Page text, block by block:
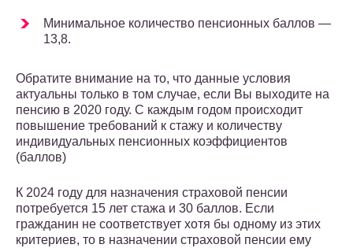
Минимальное количество пенсионных баллов —
13,8.
Обратите внимание на то, что данные условия
актуальны только в том случае, если Вы выходите на
пенсию в 2020 году. С каждым годом происходит
повышение требований к стажу и количеству
индивидуальных пенсионных коэффициентов
(баллов)
К 2024 году для назначения страховой пенсии
потребуется 15 лет стажа и 30 баллов. Если
гражданин не соответствует хотя бы одному из этих
критериев, то в назначении страховой пенсии ему